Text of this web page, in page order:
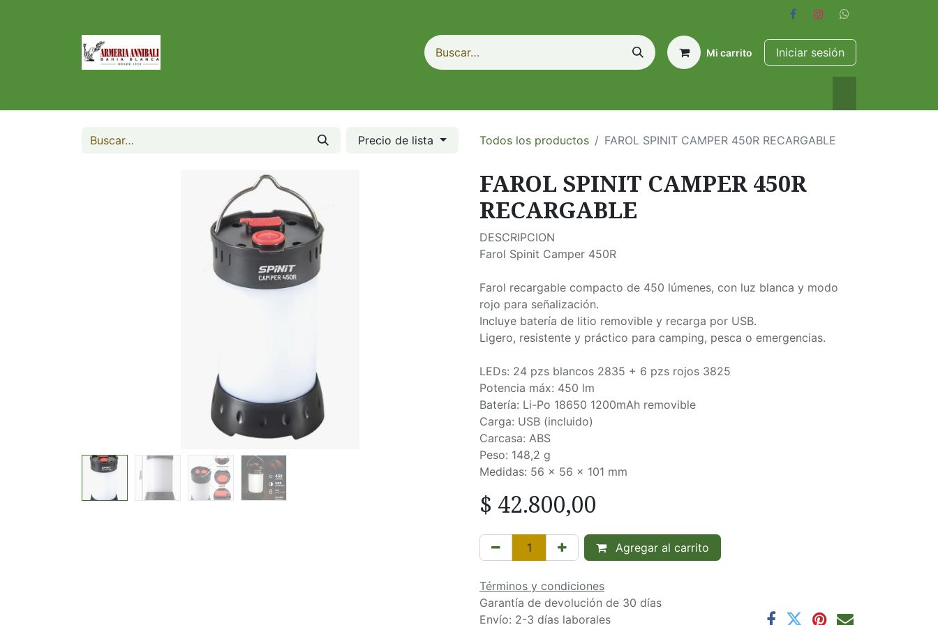
Mi carrito Iniciar sesión
Precio de lista Todos los productos FAROL SPINIT CAMPER 450R RECARGABLE
FAROL SPINIT CAMPER 450R
RECARGABLE
DESCRIPCION
Farol Spinit Camper 450R
Farol recargable compacto de 450 lúmenes, con luz blanca y modo
rojo para señalización.
Incluye batería de litio removible y recarga por USB.
Ligero, resistente y práctico para camping, pesca o emergencias.
LEDs: 24 pzs blancos 2835 + 6 pzs rojos 3825
Potencia máx: 450 lm
Batería: Li-Po 18650 1200mAh removible
Carga: USB (incluido)
Carcasa: ABS
Peso: 148,2 g
Medidas: 56 x 56 x 101 mm
$ 42.800,00
Agregar al carrito
Términos y condiciones
Garantía de devolución de 30 días
Envío: 2-3 días laborales